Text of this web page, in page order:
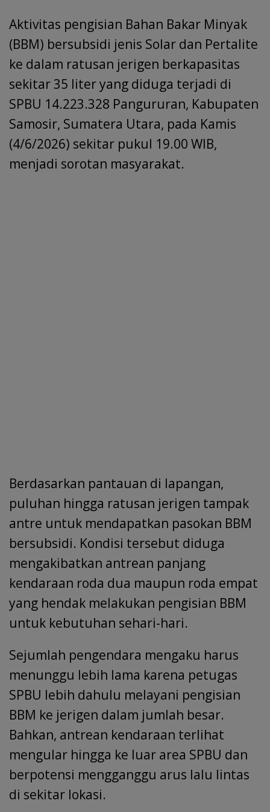
o
o
k
p
p
dI
n
a
m s
e
Aktivitas pengisian Bahan Bakar Minyak
(BBM) bersubsidi jenis Solar dan Pertalite
ke dalam ratusan jerigen berkapasitas
sekitar 35 liter yang diduga terjadi di
SPBU 14.223.328 Pangururan, Kabupaten
Samosir, Sumatera Utara, pada Kamis
(4/6/2026) sekitar pukul 19.00 WIB,
menjadi sorotan masyarakat.
Berdasarkan pantauan di lapangan,
puluhan hingga ratusan jerigen tampak
antre untuk mendapatkan pasokan BBM
bersubsidi. Kondisi tersebut diduga
mengakibatkan antrean panjang
kendaraan roda dua maupun roda empat
yang hendak melakukan pengisian BBM
untuk kebutuhan sehari-hari.
Sejumlah pengendara mengaku harus
menunggu lebih lama karena petugas
SPBU lebih dahulu melayani pengisian
BBM ke jerigen dalam jumlah besar.
Bahkan, antrean kendaraan terlihat
mengular hingga ke luar area SPBU dan
berpotensi mengganggu arus lalu lintas
di sekitar lokasi.